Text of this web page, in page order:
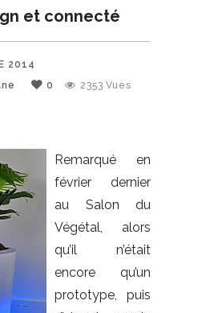
et connecté
2014
0 2353 Vues
Remarqué en
février dernier
au Salon du
Végétal, alors
qu’il n’était
encore qu’un
prototype, puis